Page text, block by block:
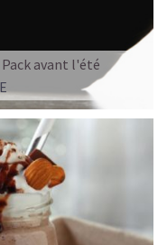
SANS LE SUCRE EN
avant l'été